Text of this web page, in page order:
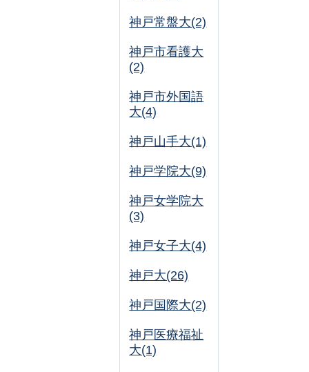
神戸常盤大(2)
神戸市看護大
(2)
神戸市外国語
大(4)
神戸山手大(1)
神戸学院大(9)
神戸女学院大
(3)
神戸女子大(4)
神戸大(26)
神戸国際大(2)
神戸医療福祉
大(1)